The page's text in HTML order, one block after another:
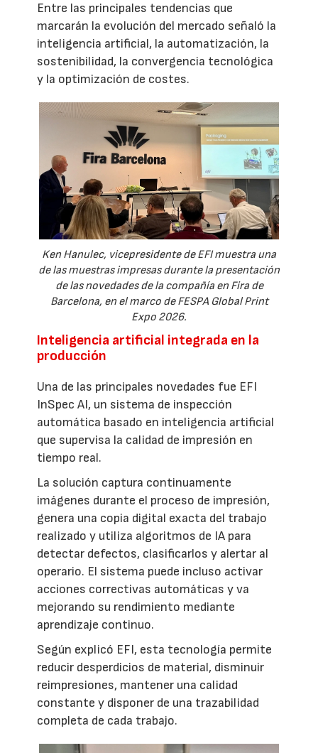
Entre las principales tendencias que
marcarán la evolución del mercado señaló la
inteligencia artificial, la automatización, la
sostenibilidad, la convergencia tecnológica
y la optimización de costes.
Ken Hanulec, vicepresidente de EFI muestra una
de las muestras impresas durante la presentación
de las novedades de la compañía en Fira de
Barcelona, en el marco de FESPA Global Print
Expo 2026.
Inteligencia artificial integrada en la
producción
Una de las principales novedades fue EFI
InSpec AI, un sistema de inspección
automática basado en inteligencia artificial
que supervisa la calidad de impresión en
tiempo real.
La solución captura continuamente
imágenes durante el proceso de impresión,
genera una copia digital exacta del trabajo
realizado y utiliza algoritmos de IA para
detectar defectos, clasificarlos y alertar al
operario. El sistema puede incluso activar
acciones correctivas automáticas y va
mejorando su rendimiento mediante
aprendizaje continuo.
Según explicó EFI, esta tecnología permite
reducir desperdicios de material, disminuir
reimpresiones, mantener una calidad
constante y disponer de una trazabilidad
completa de cada trabajo.